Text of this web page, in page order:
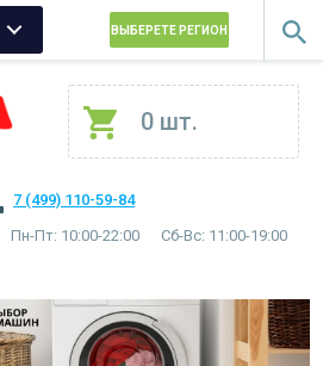
ВЫБЕРЕТЕ РЕГИОН
0 шт.
7 (499) 110-59-84
Пн-Пт: 10:00-22:00 Сб-Вс: 11:00-19:00